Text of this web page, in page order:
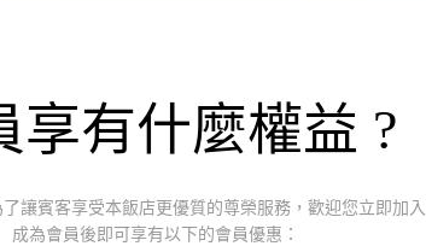
享有什麼權益 ?
讓賓客享受本飯店更優質的尊榮服務，歡迎您立即加
成為會員後即可享有以下的會員優惠：